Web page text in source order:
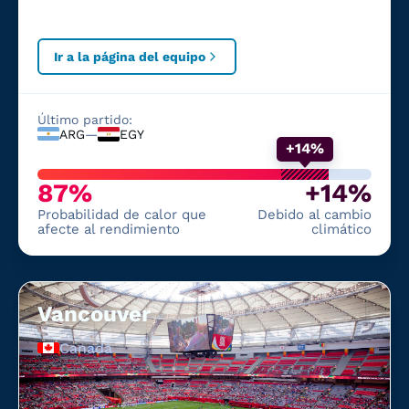
Ir a la página del equipo
Último partido:
ARG— EGY
+14%
87%
Probabilidad de calor que
afecte al rendimiento
+14%
Debido al cambio
climático
Vancouver
Canadá